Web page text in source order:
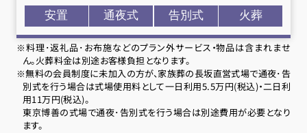
安置 通夜式 告別式 火葬
※料理･返礼品･お布施などのプラン外サービス・物品は含まれませ
ん。火葬料金は別途お客様負担となります。
※無料の会員制度に未加入の方が、家族葬の長坂直営式場で通夜･告
別式を行う場合は式場使用料として一日利用5.5万円(税込)・二日利
用11万円(税込)。
東京博善の式場で通夜･告別式を行う場合は別途費用が必要となり
ます。